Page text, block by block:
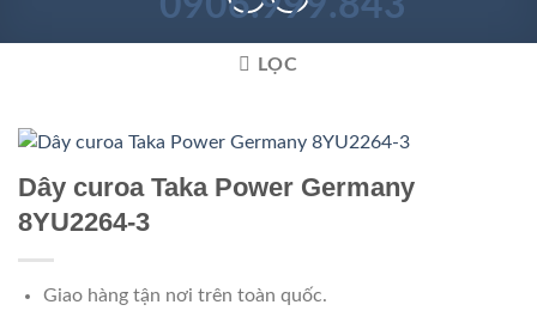
LỌC
Dây curoa Taka Power Germany
8YU2264-3
Giao hàng tận nơi trên toàn quốc.